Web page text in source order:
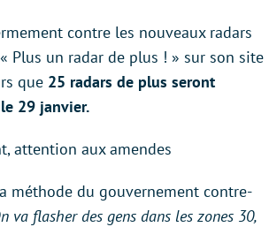
contre les nouveaux radars
Plus un radar de plus ! » sur son site
que 25 radars de plus seront
29 janvier.
attention aux amendes
méthode du gouvernement contre-
va flasher des gens dans les zones 30,